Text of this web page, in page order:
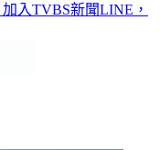
加入TVBS新聞LINE，